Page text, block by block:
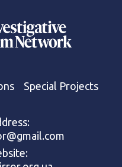
Special Projects